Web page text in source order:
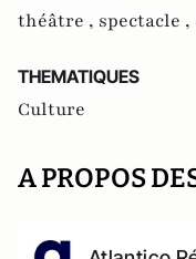
théâtre , spectacle ,
THEMATIQUES
Culture
A PROPOS